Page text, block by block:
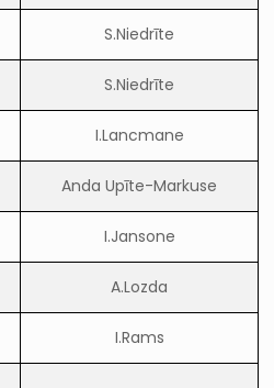
S.Niedrīte
S.Niedrīte
I.Lancmane
Anda Upīte-Markuse
I.Jansone
A.Lozda
I.Rams